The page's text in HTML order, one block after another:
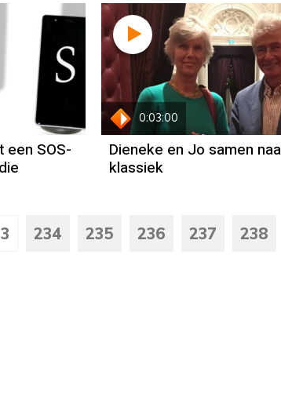
een SOS-
0:03:00
Dieneke en Jo samen
klassiek
234 235 236 237 238